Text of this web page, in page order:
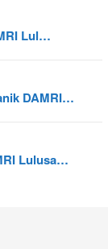
Lul…
DAMRI…
Lulusa…